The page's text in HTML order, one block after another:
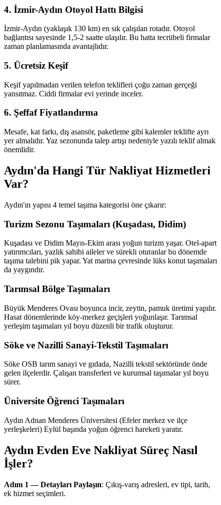
4. İzmir-Aydın Otoyol Hattı Bilgisi
İzmir-Aydın (yaklaşık 130 km) en sık çalışılan rotadır. Otoyol
bağlantısı sayesinde 1,5-2 saatte ulaşılır. Bu hatta tecrübeli firmalar
zaman planlamasında avantajlıdır.
5. Ücretsiz Keşif
Keşif yapılmadan verilen telefon teklifleri çoğu zaman gerçeği
yansıtmaz. Ciddi firmalar evi yerinde inceler.
6. Şeffaf Fiyatlandırma
Mesafe, kat farkı, dış asansör, paketleme gibi kalemler teklifte ayrı
yer almalıdır. Yaz sezonunda talep artışı nedeniyle yazılı teklif almak
önemlidir.
Aydın'da Hangi Tür Nakliyat Hizmetleri
Var?
Aydın'ın yapısı 4 temel taşıma kategorisi öne çıkarır:
Turizm Sezonu Taşımaları (Kuşadası, Didim)
Kuşadası ve Didim Mayıs-Ekim arası yoğun turizm yaşar. Otel-apart
yatırımcıları, yazlık sahibi aileler ve sürekli oturanlar bu dönemde
taşıma talebini pik yapar. Yat marina çevresinde lüks konut taşımaları
da yaygındır.
Tarımsal Bölge Taşımaları
Büyük Menderes Ovası boyunca incir, zeytin, pamuk üretimi yapılır.
Hasat dönemlerinde köy-merkez geçişleri yoğunlaşır. Tarımsal
yerleşim taşımaları yıl boyu düzenli bir trafik oluşturur.
Söke ve Nazilli Sanayi-Tekstil Taşımaları
Söke OSB tarım sanayi ve gıdada, Nazilli tekstil sektöründe önde
gelen ilçelerdir. Çalışan transferleri ve kurumsal taşımalar yıl boyu
sürer.
Üniversite Öğrenci Taşımaları
Aydın Adnan Menderes Üniversitesi (Efeler merkez ve ilçe
yerleşkeleri) Eylül başında yoğun öğrenci hareketi yaratır.
Aydın Evden Eve Nakliyat Süreç Nasıl
İşler?
Adım 1 — Detayları Paylaşın: Çıkış-varış adresleri, ev tipi, tarih,
ek hizmet seçimleri.